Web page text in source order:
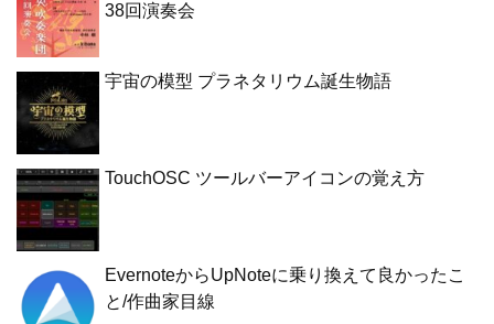
38回演奏会
宇宙の模型 プラネタリウム誕生物語
TouchOSC ツールバーアイコンの覚え方
EvernoteからUpNoteに乗り換えて良かったこ
と/作曲家目線